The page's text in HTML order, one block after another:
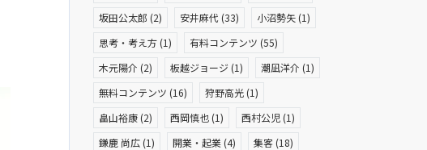
坂田公太郎 (2) 安井麻代 (33) 小沼勢矢 (1)
思考・考え方 (1) 有料コンテンツ (55)
木元陽介 (2) 板越ジョージ (1) 潮凪洋介 (1)
無料コンテンツ (16) 狩野高光 (1)
畠山裕康 (2) 西岡慎也 (1) 西村公児 (1)
鎌鹿 尚広 (1) 開業・起業 (4) 集客 (18)